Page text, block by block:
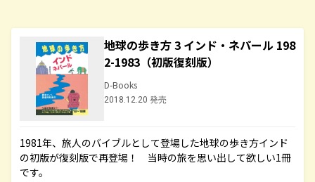
地球の歩き方 3 インド・ネパール 198
2-1983（初版復刻版）
D-Books
2018.12.20 発売
1981年、旅人のバイブルとして登場した地球の歩き方インド
の初版が復刻版で再登場！ 当時の旅を思い出して欲しい1冊
です。